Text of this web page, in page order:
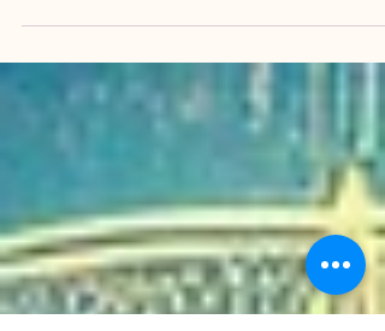
Dopo un anno di rodaggio, dal 1 gennaio 2026
💪🏻 Ho deciso di dare continuità alla mia idea (nata
a fine 2024 e messa in campo nel 2025) lavorando
sugli ingranaggi che ritengo possano contribuire a
2026, gli Stargate sono già attivi ma saranno
aggiornati 😎 Ecco gli aggiornamenti in fase
d'installazione ⬇️ STARGATE KEY in lega Si accede
tramite gruppo fb e si giocherà sia